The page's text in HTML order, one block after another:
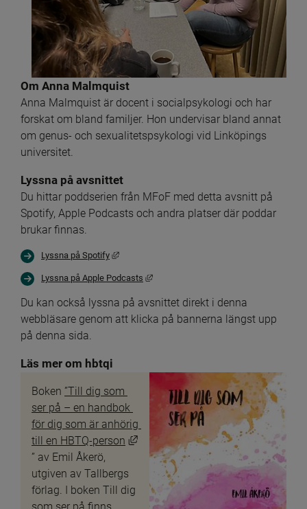
Om Anna Malmquist
Anna Malmquist är docent i socialpsykologi och har
forskat om bland familjer. Hon undervisar bland annat
om genus- och sexualitetspsykologi vid Linköpings
universitet.
Lyssna på avsnittet
Du hittar poddserien från MFoF med detta avsnitt på
Spotify, Apple Podcasts och andra platser där poddar
brukar finnas.
Lyssna på Spotify Länk till annan webbplats, öppnas i nytt fönster.
Lyssna på Apple Podcasts Länk till annan webbplats, öppnas i nytt
Du kan också lyssna på avsnittet direkt i denna
webbläsare genom att klicka på bannerna längst upp
på denna sida.
Läs mer om hbtqi
Boken ”Till dig som
ser på – en handbok
för dig som är anhörig
till en HBTQ-person
Länk till annan webbplats, öppnas i nytt fönster.
” av Emil Åkerö,
utgiven av Tallbergs
förlag. I boken Till dig
som ser på finns